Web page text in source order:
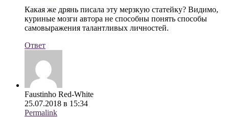
Какая же дрянь писала эту мерзкую статейку? Видимо,
куриные мозги автора не способны понять способы
самовыражения талантливых личностей.
Ответ
Faustinho Red-White
25.07.2018 в 15:34
Permalink